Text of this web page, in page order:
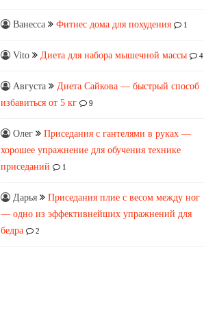
Ванесса Фитнес дома для похудения 1
Vito Диета для набора мышечной массы 4
Августа
Диета Сайкова — быстрый способ
избавиться от 5 кг
9
Олег
Приседания с гантелями в руках —
хорошее упражнение для обучения технике
приседаний
1
Дарья
Приседания плие с весом между ног
— одно из эффективнейших упражнений для
бедра
2